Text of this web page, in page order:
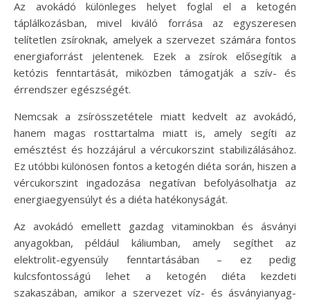
Az avokádó különleges helyet foglal el a ketogén
táplálkozásban, mivel kiváló forrása az egyszeresen
telítetlen zsíroknak, amelyek a szervezet számára fontos
energiaforrást jelentenek. Ezek a zsírok elősegítik a
ketózis fenntartását, miközben támogatják a szív- és
érrendszer egészségét.
Nemcsak a zsírösszetétele miatt kedvelt az avokádó,
hanem magas rosttartalma miatt is, amely segíti az
emésztést és hozzájárul a vércukorszint stabilizálásához.
Ez utóbbi különösen fontos a ketogén diéta során, hiszen a
vércukorszint ingadozása negatívan befolyásolhatja az
energiaegyensúlyt és a diéta hatékonyságát.
Az avokádó emellett gazdag vitaminokban és ásványi
anyagokban, például káliumban, amely segíthet az
elektrolit-egyensúly fenntartásában – ez pedig
kulcsfontosságú lehet a ketogén diéta kezdeti
szakaszában, amikor a szervezet víz- és ásványianyag-